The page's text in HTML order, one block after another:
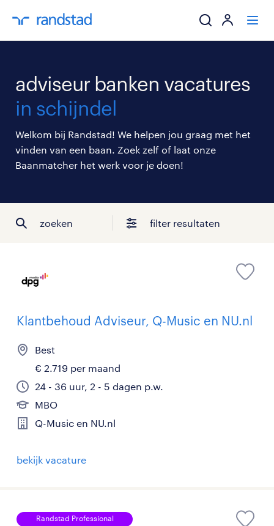
mijn carrière
over randstad
adviseur banken vacatures
in schijndel
Welkom bij Randstad! We helpen jou graag met het
vinden van een baan. Zoek zelf of laat onze
Baanmatcher het werk voor je doen!
zoeken filter resultaten
Klantbehoud Adviseur, Q-Music en NU.nl
Best
€ 2.719 per maand
24 - 36 uur, 2 - 5 dagen p.w.
MBO
Q-Music en NU.nl
bekijk vacature
Randstad Professional